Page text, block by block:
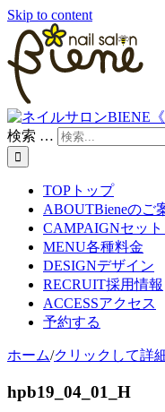
Skip to content
検索 …
TOP トップ
ABOUTBieneのご
CAMPAIGNセッ
MENU各種料金
DESIGNデザイン
RECRUIT採用情報
ACCESSアクセス
予約する
ホーム/クリックして詳
hpb19_04_01_H